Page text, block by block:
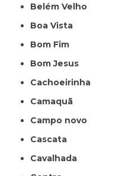
Belém Velho
Boa Vista
Bom Fim
Bom Jesus
Cachoeirinha
Camaquã
Campo novo
Cascata
Cavalhada